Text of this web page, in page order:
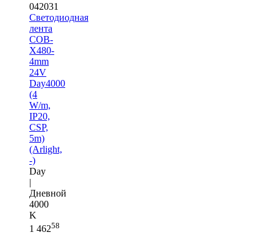
042031
Светодиодная
лента
COB-
X480-
4mm
24V
Day4000
(4
W/m,
IP20,
CSP,
5m)
(Arlight,
-)
Day
|
Дневной
4000
K
1 46258